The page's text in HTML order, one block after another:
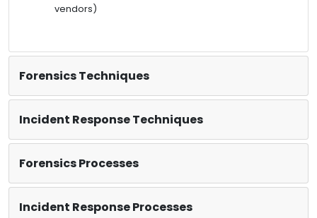
vendors)
Forensics Techniques
Incident Response Techniques
Forensics Processes
Incident Response Processes